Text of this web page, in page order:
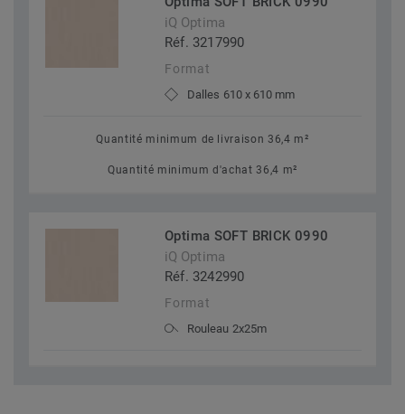
iQ Optima
Réf. 3217990
Format
Dalles 610 x 610 mm
Quantité minimum de livraison 36,4 m²
Quantité minimum d'achat 36,4 m²
Optima SOFT BRICK 0990
iQ Optima
Réf. 3242990
Format
Rouleau 2x25m